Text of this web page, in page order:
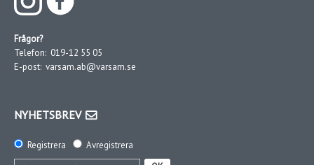
Frågor?
Telefon: 019-12 55 05
E-post: varsam.ab@varsam.se
NYHETSBREV
Registrera
Avregistrera